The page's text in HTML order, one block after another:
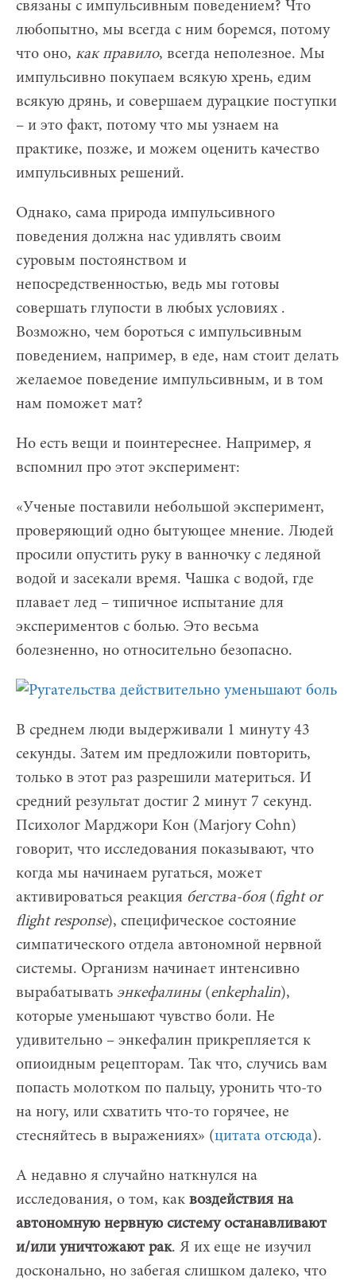
связаны с импульсивным поведением? Что
любопытно, мы всегда с ним боремся, потому
что оно, как правило, всегда неполезное. Мы
импульсивно покупаем всякую хрень, едим
всякую дрянь, и совершаем дурацкие поступки
– и это факт, потому что мы узнаем на
практике, позже, и можем оценить качество
импульсивных решений.
Однако, сама природа импульсивного
поведения должна нас удивлять своим
суровым постоянством и
непосредственностью, ведь мы готовы
совершать глупости в любых условиях .
Возможно, чем бороться с импульсивным
поведением, например, в еде, нам стоит делать
желаемое поведение импульсивным, и в том
нам поможет мат?
Но есть вещи и поинтереснее. Например, я
вспомнил про этот эксперимент:
«Ученые поставили небольшой эксперимент,
проверяющий одно бытующее мнение. Людей
просили опустить руку в ванночку с ледяной
водой и засекали время. Чашка с водой, где
плавает лед – типичное испытание для
экспериментов с болью. Это весьма
болезненно, но относительно безопасно.
В среднем люди выдерживали 1 минуту 43
секунды. Затем им предложили повторить,
только в этот раз разрешили материться. И
средний результат достиг 2 минут 7 секунд.
Психолог Марджори Кон (Marjory Cohn)
говорит, что исследования показывают, что
когда мы начинаем ругаться, может
активироваться реакция бегства-боя(fight or
flight response), специфическое состояние
симпатического отдела автономной нервной
системы. Организм начинает интенсивно
вырабатывать энкефалины(еnkephalin),
которые уменьшают чувство боли. Не
удивительно – энкефалин прикрепляется к
опиоидным рецепторам. Так что, случись вам
попасть молотком по пальцу, уронить что-то
на ногу, или схватить что-то горячее, не
стесняйтесь в выражениях» (цитата отсюда).
А недавно я случайно наткнулся на
исследования, о том, как воздействия на
автономную нервную систему останавливают
и/или уничтожают рак. Я их еще не изучил
досконально, но забегая слишком далеко, что